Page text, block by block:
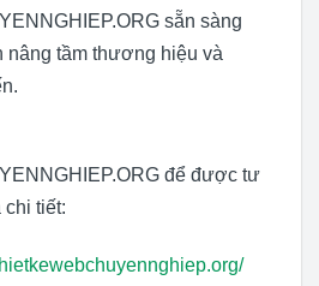
sẵn sàng
nâng tầm thương hiệu và
để được tư
chi tiết: